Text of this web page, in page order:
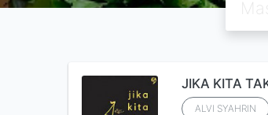
JIKA KITA
ALVI SYAHRIN